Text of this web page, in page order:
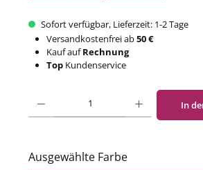
Sofort verfügbar, Lieferzeit: 1-2 Tage
Versandkostenfrei ab50 €
Kauf aufRechnung
TopKundenservice
Produkt Anzahl: Gib den gewünschten Wert ein
In
Ausgewählte Farbe